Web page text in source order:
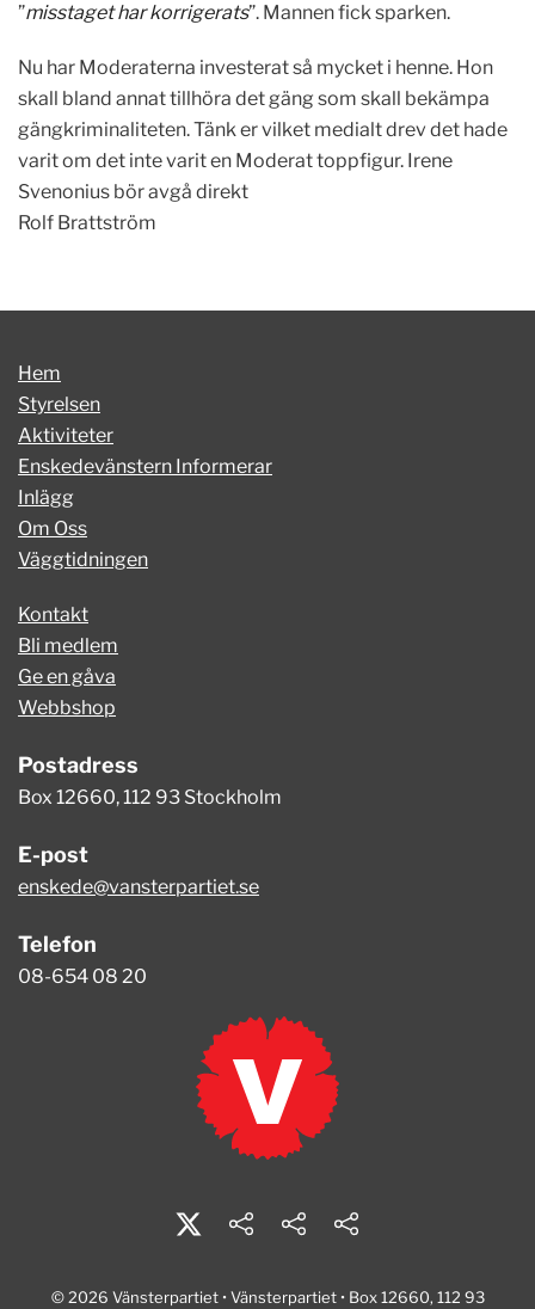
”misstaget har korrigerats”. Mannen fick sparken.
Nu har Moderaterna investerat så mycket i henne. Hon
skall bland annat tillhöra det gäng som skall bekämpa
gängkriminaliteten. Tänk er vilket medialt drev det hade
varit om det inte varit en Moderat toppfigur. Irene
Svenonius bör avgå direkt
Rolf Brattström
Hem
Styrelsen
Aktiviteter
Enskedevänstern Informerar
Inlägg
Om Oss
Väggtidningen
Kontakt
Bli medlem
Ge en gåva
Webbshop
Postadress
Box 12660, 112 93 Stockholm
E-post
enskede@vansterpartiet.se
Telefon
08-654 08 20
© 2026 Vänsterpartiet • Vänsterpartiet • Box 12660, 112 93